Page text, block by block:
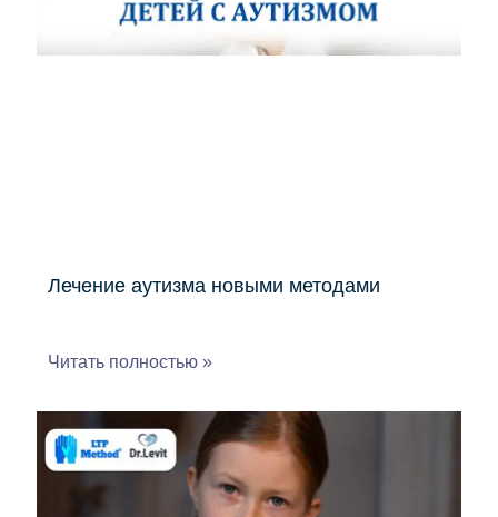
Лечение аутизма новыми методами
Читать полностью »